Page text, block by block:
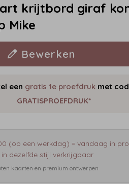
krijtbord giraf
Mike
Bewerken
een gratis 1e proefdruk met
GRATISPROEFDRUK*
(op een werkdag) = vandaag in
dezelfde stijl verkrijgbaar
kaarten en premium ontwerpen